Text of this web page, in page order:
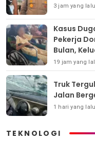
3 jam yang lalu
Kasus
Pekerja
Bulan,
19 jam yang
Truk
Jalan
1 hari yang lalu
TEKNOLOGI